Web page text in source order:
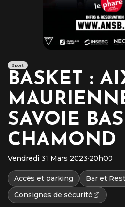
Sport
BASKET :
SAVOIE
CHAMOND
Vendredi 31 Mars 2023·20h00
Accès et parking
Bar et
Consignes de sécurité